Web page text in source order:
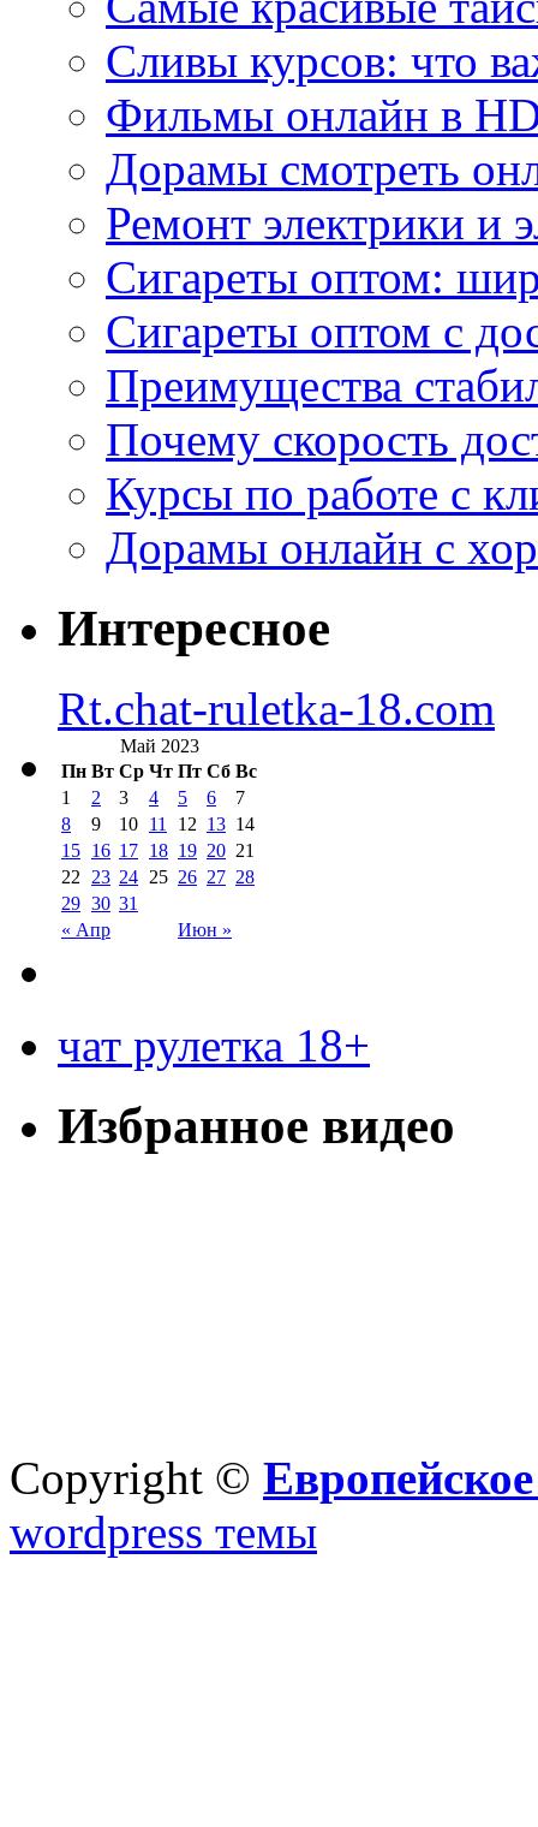
Сливы курсов: что
Фильмы онлайн в
Дорамы смотреть
Ремонт электрики и
Сигареты оптом:
Сигареты оптом с
Преимущества
Почему скорость
Курсы по работе с
Дорамы онлайн с
Интересное
Rt.chat-ruletka-18.com
Май 2023
Пн Вт Ср Чт Пт Сб Вс
« Апр Июн »
1 2 3 4 5 6
7
8
9 10 11 12 13 14
15 16 17 18 19 20 21
22
23 24 25 26 27 28
29 30 31
чат рулетка 18+
Избранное видео
Copyright ©
wordpress темы